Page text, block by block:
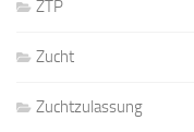
ZTP
Zucht
Zuchtzulassung